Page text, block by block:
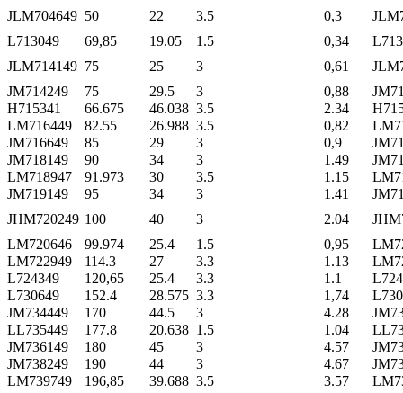
JLM704649 50 22 3.5 0,3
L713049
69,85 19.05 1.5 0,34
JLM714149 75 25 3 0,61
JM714249
75 29.5 3 0,88
H715341
66.675 46.038 3.5 2.34
LM716449
82.55 26.988 3.5 0,82
JM716649
85 29 3 0,9
JM718149
90 34 3 1.49
LM718947
91.973 30 3.5 1.15
JM719149
95 34 3 1.41
JHM720249 100 40 3 2.04
LM720646
99.974 25.4 1.5 0,95
LM722949
114.3 27 3.3 1.13
L724349
120,65 25.4 3.3 1.1
L730649
152.4 28.575 3.3 1,74
JM734449
170 44.5 3 4.28
LL735449
177.8 20.638 1.5 1.04
JM736149
180 45 3 4.57
JM738249
190 44 3 4.67
LM739749
196,85 39.688 3.5 3.57